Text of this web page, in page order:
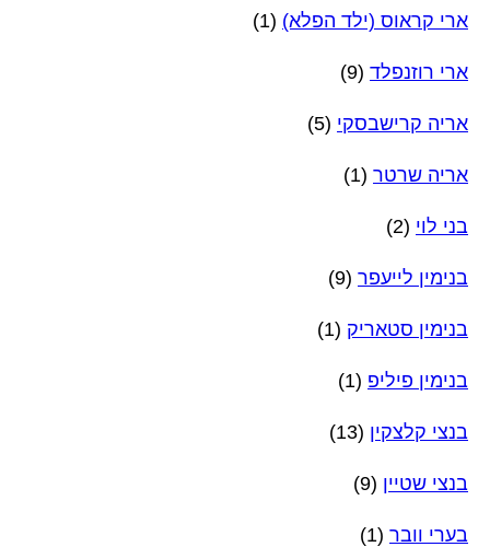
ארי קראוס (ילד הפלא) (1)
ארי רוזנפלד (9)
אריה קרישבסקי (5)
אריה שרטר (1)
בני לוי (2)
בנימין לייעפר (9)
בנימין סטאריק (1)
בנימין פיליפ (1)
בנצי קלצקין (13)
בנצי שטיין (9)
בערי וובר (1)